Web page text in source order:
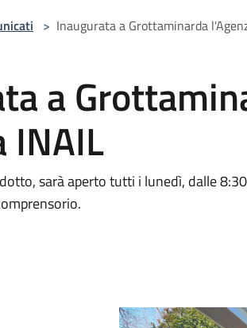
> Inaugurata a Grottaminarda
a
INAIL
sarà aperto tutti i lunedì, dalle